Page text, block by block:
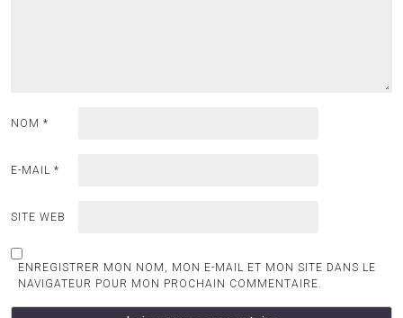
NOM *
E-MAIL *
SITE WEB
ENREGISTRER MON NOM, MON E-MAIL ET MON SITE DANS LE
NAVIGATEUR POUR MON PROCHAIN COMMENTAIRE.